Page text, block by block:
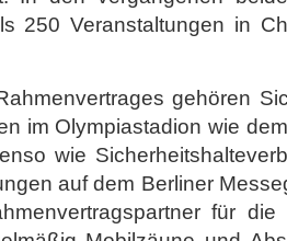
250 Veranstaltungen in
gehören
im Olympiastadion wie
wie
auf dem Berliner
für